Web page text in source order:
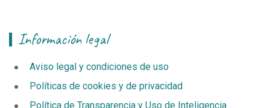
Información legal
Aviso legal y condiciones de uso
Políticas de cookies y de privacidad
Política de Transparencia y Uso de Inteligencia